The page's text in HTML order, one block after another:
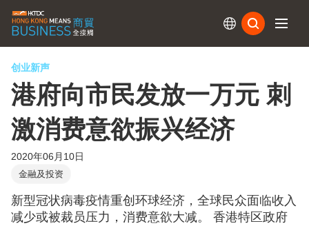
创业新声
港府向市民发放一万元 刺
激消费意欲振兴经济
2020年06月10日
金融及投资
新型冠状病毒疫情重创环球经济，全球民众面临收入
减少或被裁员压力，消费意欲大减。 香港特区政府